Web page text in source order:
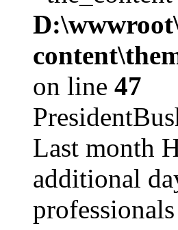
on line 47
Last month
additional